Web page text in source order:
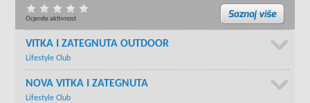
Ocjenite aktivnost
VITKA I ZATEGNUTA OUTDOOR
Lifestyle Club
NOVA VITKA I ZATEGNUTA
Lifestyle Club